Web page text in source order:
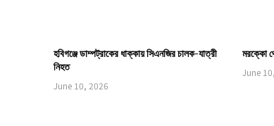
হবিগঞ্জে ডাম্পট্রাকের ধাক্কায় সিএনজির চালক-যাত্রী
নিহত
June 10, 2026
মরক্কো
June